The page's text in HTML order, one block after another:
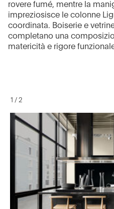
rovere fumé, mentre la
impreziosisce le colonne
coordinata. Boiserie e
completano una
matericità e rigore
1 / 2